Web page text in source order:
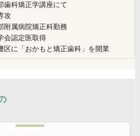
科矯正学講座にて
攻
属病院矯正科勤務
認定医取得
に「おかもと矯正歯科」を開業